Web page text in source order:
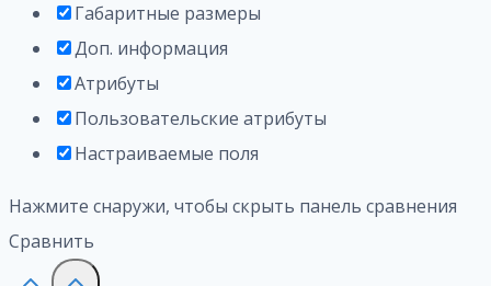
Габаритные размеры
Доп. информация
Атрибуты
Пользовательские атрибуты
Настраиваемые поля
Нажмите снаружи, чтобы скрыть панель сравнения
Сравнить